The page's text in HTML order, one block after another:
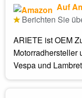
Auf
Berichten Sie
ARIETE ist OEM
Motorradhersteller
Vespa und